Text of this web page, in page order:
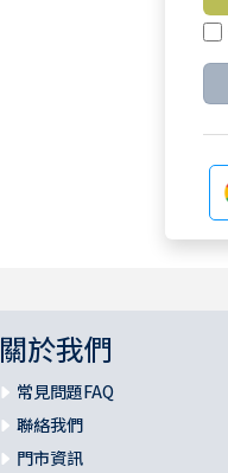
關於我們
常見問題FAQ
聯絡我們
門市資訊